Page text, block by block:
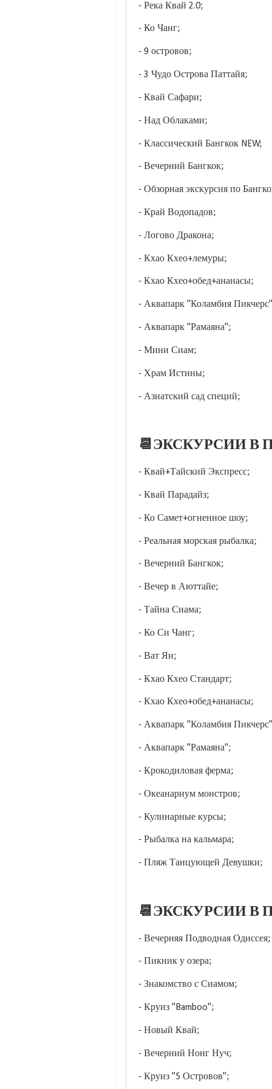
- Река Квай 2.0;
- Ко Чанг;
- 9 островов;
- 3 Чудо Острова Паттайя;
- Квай Сафари;
- Над Облаками;
- Классический Бангкок NEW;
- Вечерний Бангкок;
- Обзорная экскурсия по
- Край Водопадов;
- Логово Дракона;
- Кхао Кхео+лемуры;
- Кхао Кхео+обед+ананасы;
- Аквапарк "Коламбия
- Аквапарк "Рамаяна";
- Мини Сиам;
- Храм Истины;
- Азиатский сад специй;
📆ЭКСКУРСИИ В
- Квай+Тайский Экспресс;
- Квай Парадайз;
- Ко Самет+огненное шоу;
- Реальная морская рыбалка;
- Вечерний Бангкок;
- Вечер в Аюттайе;
- Тайна Сиама;
- Ко Си Чанг;
- Ват Ян;
- Кхао Кхео Стандарт;
- Кхао Кхео+обед+ананасы;
- Аквапарк "Коламбия
- Аквапарк "Рамаяна";
- Крокодиловая ферма;
- Океанариум монстров;
- Кулинарные курсы;
- Рыбалка на кальмара;
- Пляж Танцующей Девушки;
📆ЭКСКУРСИИ В
- Вечерняя Подводная Одиссея;
- Пикник у озера;
- Знакомство с Сиамом;
- Круиз "Bamboo";
- Новый Квай;
- Вечерний Нонг Нуч;
- Круиз "5 Островов";